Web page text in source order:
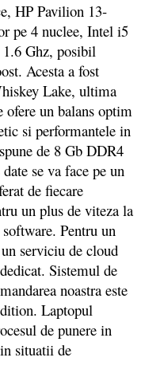
HP Pavilion 13-
pe 4 nuclee, Intel i5
1.6 Ghz, posibil
Acesta a fost
Lake, ultima
un balans optim
si performantele in
de 8 Gb DDR4
se va face pe un
de fiecare
un plus de viteza la
Pentru un
serviciu de cloud
Sistemul de
noastra este
Laptopul
de punere in
situatii de